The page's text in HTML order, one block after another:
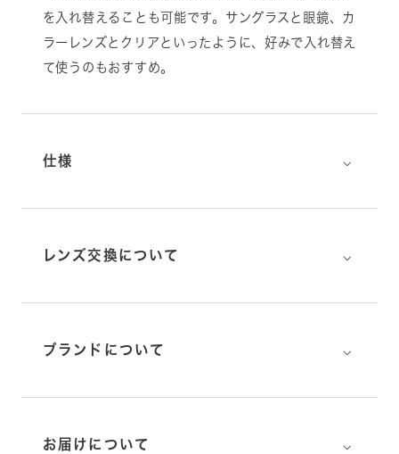
を入れ替えることも可能です。サングラスと眼鏡、カ
ラーレンズとクリアといったように、好みで入れ替え
て使うのもおすすめ。
仕様 ⌵
レンズ交換について ⌵
ブランドについて ⌵
お届けについて ⌵